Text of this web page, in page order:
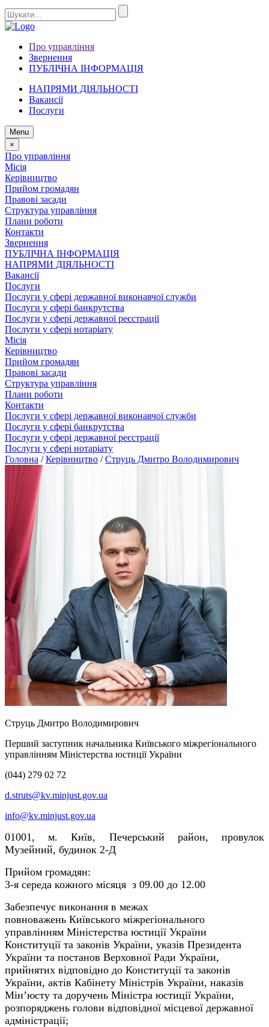
Про управління
Звернення
ПУБЛІЧНА ІНФОРМАЦІЯ
НАПРЯМИ ДІЯЛЬНОСТІ
Вакансії
Послуги
Menu
×
Про управління
Місія
Керівництво
Прийом громадян
Правові засади
Структура управління
Плани роботи
Контакти
Звернення
ПУБЛІЧНА ІНФОРМАЦІЯ
НАПРЯМИ ДІЯЛЬНОСТІ
Вакансії
Послуги
Послуги у сфері державної виконавчої служби
Послуги у сфері банкрутства
Послуги у сфері державної реєстрації
Послуги у сфері нотаріату
Місія
Керівництво
Прийом громадян
Правові засади
Структура управління
Плани роботи
Контакти
Послуги у сфері державної виконавчої служби
Послуги у сфері банкрутства
Послуги у сфері державної реєстрації
Послуги у сфері нотаріату
Головна /Керівництво /Струць Дмитро Володимирович
Струць Дмитро Володимирович
Перший заступник начальника Київського міжрегіонального
управлінням Міністерства юстиції України
(044) 279 02 72
d.struts@kv.minjust.gov.ua
info@kv.minjust.gov.ua
01001, м. Київ, Печерський район, провулок
Музейний, будинок 2-Д
Прийом громадян:
3-я середа кожного місяця з 09.00 до 12.00
Забезпечує виконання в межах
повноважень Київського міжрегіонального
управлінням Міністерства юстиції України
Конституції та законів України, указів Президента
України та постанов Верховної Ради України,
прийнятих відповідно до Конституції та законів
України, актів Кабінету Міністрів України, наказів
Мін’юсту та доручень Міністра юстиції України,
розпоряджень голови відповідної місцевої державної
адміністрації;